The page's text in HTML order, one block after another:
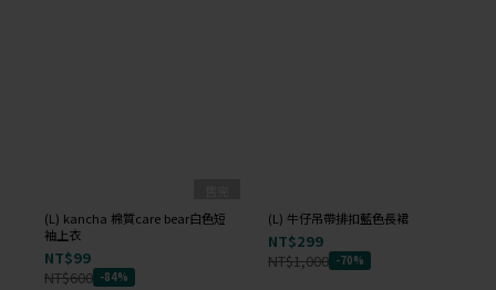
(L) kancha 棉質care bear白色短
袖上衣
NT$99
NT$600 -84%
(L) 牛仔吊帶排扣藍色長裙
NT$299
NT$1,000 -70%